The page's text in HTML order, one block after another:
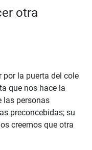
otra
por la puerta del cole
que nos hace la
las personas
preconcebidas; su
creemos que otra